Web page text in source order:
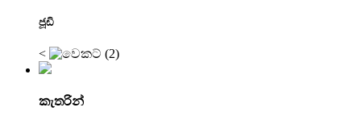
ජූඩි
<
කැතරින්